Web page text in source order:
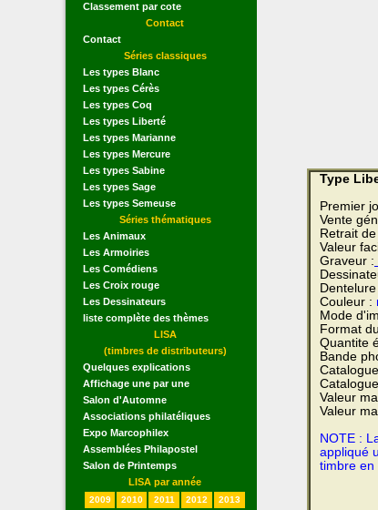
Classement par cote
Contact
Contact
Séries classiques
Les types Blanc
Les types Cérès
Les types Coq
Les types Liberté
Les types Marianne
Les types Mercure
Les types Sabine
Les types Sage
Les types Semeuse
Séries thématiques
Les Animaux
Les Armoiries
Les Comédiens
Les Croix rouge
Les Dessinateurs
liste complète des thèmes
LISA
(timbres de distributeurs)
Quelques explications
Affichage une par une
Salon d'Automne
Associations philatéliques
Expo Marcophilex
Assemblées Philapostel
Salon de Printemps
LISA par année
2009 2010 2011 2012
2013
Type
Premier
Vente
Retrait
Valeur
Graveur :
Dentelure
Couleur :
Mode
Format
Quantite
Bande
Valeur
Valeur
NOTE :
appliqué
timbre en